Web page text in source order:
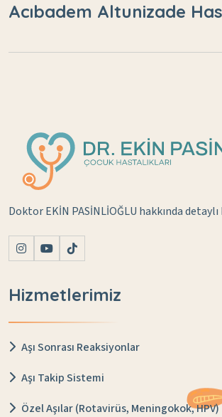
Acıbadem Altunizade
Doktor EKİN PASİNLİOĞLU hakkında
Hizmetlerimiz
Aşı Sonrası Reaksiyonlar
Aşı Takip Sistemi
Özel Aşılar (Rotavirüs, Meningokok, HPV)